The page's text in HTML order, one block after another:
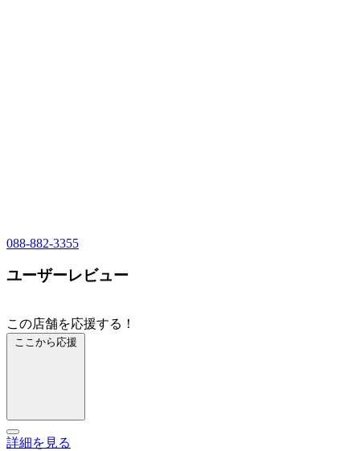
088-882-3355
ユーザーレビュー
この店舗を応援する！
ここから応援
詳細を見る